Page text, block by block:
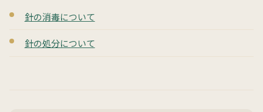
針の消毒について
針の処分について